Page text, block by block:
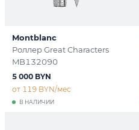
Montblanc
Роллер Great Characters
MB132090
В НАЛИЧИИ
5 000 BYN
от 119 BYN/мес